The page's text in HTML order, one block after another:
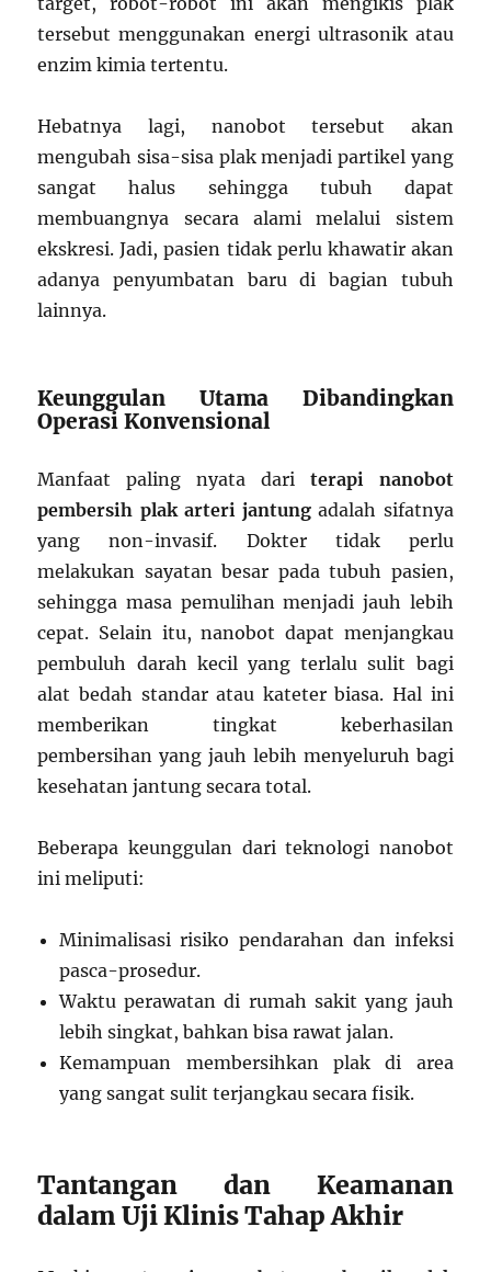
tersebut menggunakan energi ultrasonik atau
enzim kimia tertentu.
Hebatnya lagi, nanobot tersebut akan
mengubah sisa-sisa plak menjadi partikel yang
sangat halus sehingga tubuh dapat
membuangnya secara alami melalui sistem
ekskresi. Jadi, pasien tidak perlu khawatir akan
adanya penyumbatan baru di bagian tubuh
lainnya.
Keunggulan Utama Dibandingkan
Operasi Konvensional
Manfaat paling nyata dari terapi nanobot
pembersih plak arteri jantung adalah sifatnya
yang non-invasif. Dokter tidak perlu
melakukan sayatan besar pada tubuh pasien,
sehingga masa pemulihan menjadi jauh lebih
cepat. Selain itu, nanobot dapat menjangkau
pembuluh darah kecil yang terlalu sulit bagi
alat bedah standar atau kateter biasa. Hal ini
memberikan tingkat keberhasilan
pembersihan yang jauh lebih menyeluruh bagi
kesehatan jantung secara total.
Beberapa keunggulan dari teknologi nanobot
ini meliputi:
Minimalisasi risiko pendarahan dan infeksi
pasca-prosedur.
Waktu perawatan di rumah sakit yang jauh
lebih singkat, bahkan bisa rawat jalan.
Kemampuan membersihkan plak di area
yang sangat sulit terjangkau secara fisik.
Tantangan dan Keamanan
dalam Uji Klinis Tahap Akhir